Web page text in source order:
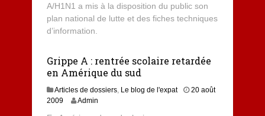
A/H1N1 a mis à la disposition du public son
plan national de lutte et des fiches techniques
d’information.
Grippe A : rentrée scolaire retardée
en Amérique du sud
Articles de dossiers, Le blog de l'expat
20 août
20098
Admin